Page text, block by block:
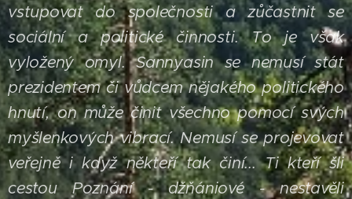
vstupovat do společnosti a zůčastnit se
sociální a politické činnosti. To je však
vyložený omyl. Sannyasin se nemusí stát
prezidentem či vůdcem nějakého politického
hnutí, on může činit všechno pomocí svých
myšlenkových vibrací. Nemusí se projevovat
veřejně i když někteří tak činí...Ti kteří šli
cestou Poznání - džňániové - nestavěli